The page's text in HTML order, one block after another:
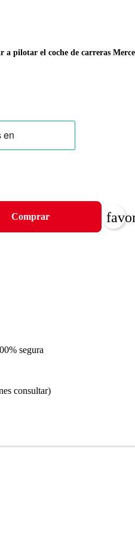
a pilotar el coche de carreras
Comprar
segura
consultar)